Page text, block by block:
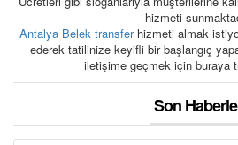
hizmeti
Antalya Belek transferhizmeti almak
ederek tatilinize keyifli bir başlangıç
iletişime geçmek için buraya
Son